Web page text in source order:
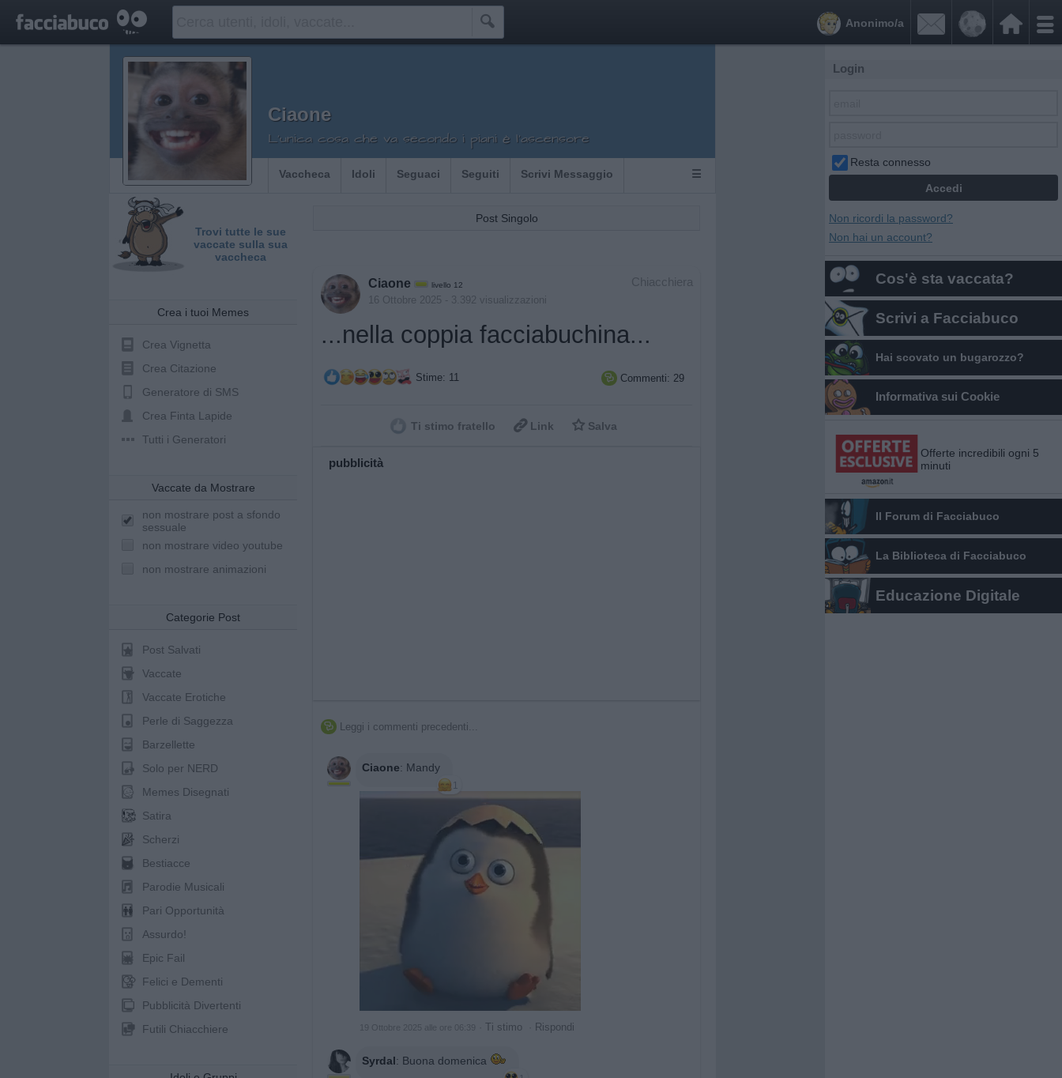
 

Anonimo/a
Ciaone
L'unica cosa che va secondo i piani è l'ascensore
Vaccheca Idoli Seguaci Seguiti Scrivi Messaggio ☰
Trovi tutte le sue
vaccate sulla sua
vaccheca
Crea i tuoi Memes
Crea Vignetta
Crea Citazione
Generatore di SMS
Crea Finta Lapide
Tutti i Generatori
Vaccate da Mostrare
non mostrare post a sfondo
sessuale
non mostrare video youtube
non mostrare animazioni
Categorie Post
Post Salvati
Vaccate
Vaccate Erotiche
Perle di Saggezza
Barzellette
Solo per NERD
Memes Disegnati
Satira
Scherzi
Bestiacce
Parodie Musicali
Pari Opportunità
Assurdo!
Epic Fail
Felici e Dementi
Pubblicità Divertenti
Futili Chiacchiere
Post Singolo
Chiacchiera
Ciaone livello 12
16 Ottobre 2025 - 3.392 visualizzazioni
...nella coppia facciabuchina...
Stime: 11  Commenti: 29
Ti stimo fratello  Link  Salva
pubblicità
 Leggi i commenti precedenti...
Ciaone: Mandy
1
19 Ottobre 2025 alle ore 06:39 Ti stimo Rispondi
Syrdal: Buona domenica
Login
Resta connesso
Non ricordi la password?
Non hai un account?
Cos'è sta vaccata?
Scrivi a Facciabuco
Hai scovato un bugarozzo?
Informativa sui Cookie
Offerte incredibili ogni 5
minuti
Il Forum di Facciabuco
La Biblioteca di Facciabuco
Educazione Digitale